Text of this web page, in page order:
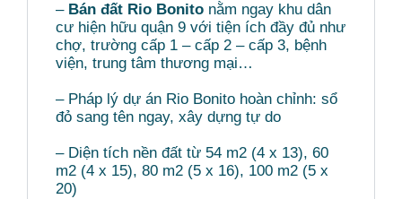
– Bán đất Rio Bonito nằm ngay khu dân
cư hiện hữu quận 9 với tiện ích đầy đủ như
chợ, trường cấp 1 – cấp 2 – cấp 3, bệnh
viện, trung tâm thương mại…
– Pháp lý dự án Rio Bonito hoàn chỉnh: sổ
đỏ sang tên ngay, xây dựng tự do
– Diện tích nền đất từ 54 m2 (4 x 13), 60
m2 (4 x 15), 80 m2 (5 x 16), 100 m2 (5 x
20)